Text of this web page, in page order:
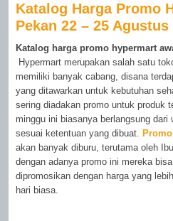
Katalog Harga Promo
Pekan 22 – 25 Agustus
Katalog harga promo hypermart
Hypermart merupakan salah satu
memiliki banyak cabang, disana
yang ditawarkan untuk kebutuhan
sering diadakan promo untuk produk
minggu ini biasanya berlangsung
sesuai ketentuan yang dibuat.
akan banyak diburu, terutama oleh
dengan adanya promo ini mereka
dipromosikan dengan harga yang
hari biasa.